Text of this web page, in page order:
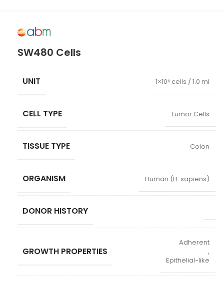
SW480 Cells
UNIT 1×10⁶ cells / 1.0 ml
CELL TYPE Tumor Cells
TISSUE TYPE Colon
ORGANISM Human (H. sapiens)
DONOR HISTORY
GROWTH PROPERTIES
Adherent
,
Epithelial-like